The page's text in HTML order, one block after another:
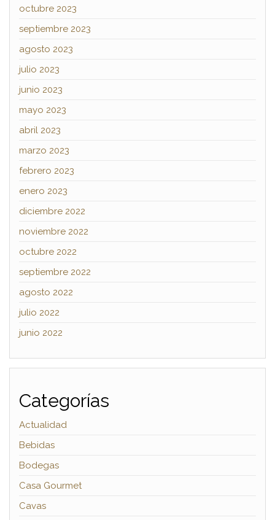
octubre 2023
septiembre 2023
agosto 2023
julio 2023
junio 2023
mayo 2023
abril 2023
marzo 2023
febrero 2023
enero 2023
diciembre 2022
noviembre 2022
octubre 2022
septiembre 2022
agosto 2022
julio 2022
junio 2022
Categorías
Actualidad
Bebidas
Bodegas
Casa Gourmet
Cavas